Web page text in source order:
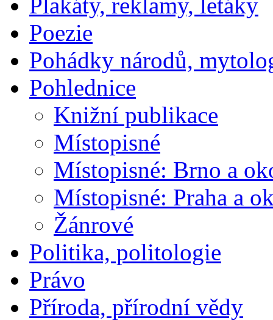
Poezie
Pohádky národů,
Pohlednice
Knižní publikace
Místopisné
Místopisné: Brno a
Místopisné: Praha a
Žánrové
Politika, politologie
Právo
Příroda, přírodní vědy